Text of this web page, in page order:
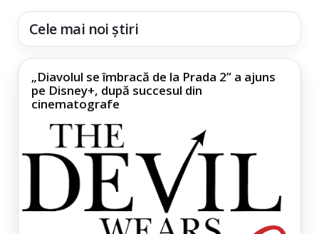
Cele mai noi știri
„Diavolul se îmbracă de la Prada 2” a ajuns
pe Disney+, după succesul din
cinematografe